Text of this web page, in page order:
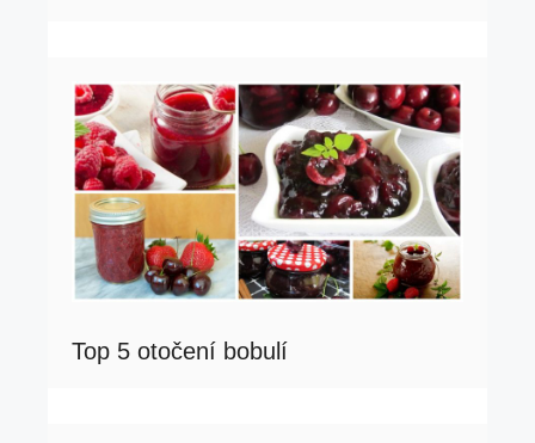
Top 5 otočení bobulí